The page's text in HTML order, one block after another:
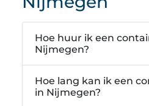
Hoe huur ik een
Nijmegen?
Hoe lang kan ik een
in Nijmegen?